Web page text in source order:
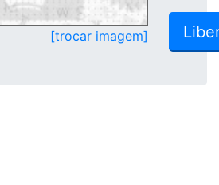
[trocar imagem]